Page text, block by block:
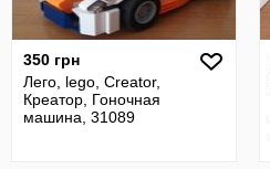
350 грн
Лего, lego, Creator,
Креатор, Гоночная
машина, 31089